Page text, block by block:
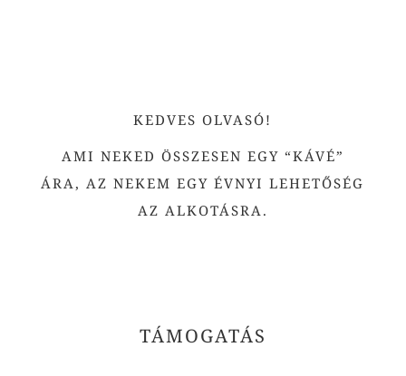
KEDVES OLVASÓ!
AMI NEKED ÖSSZESEN EGY “KÁVÉ”
ÁRA, AZ NEKEM EGY ÉVNYI LEHETŐSÉG
AZ ALKOTÁSRA.
TÁMOGATÁS